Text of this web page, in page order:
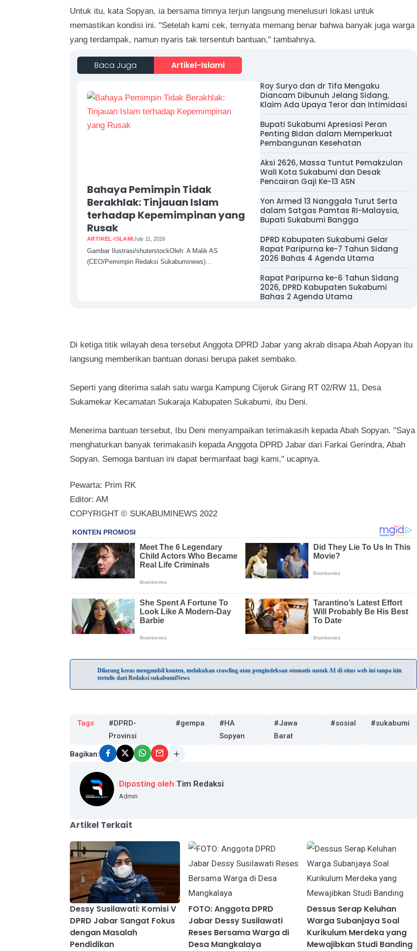
Untuk itu, kata Sopyan, ia bersama timnya terjun langsung menelusuri lokasi untuk
memastikan kondisi ini. "Setelah kami cek, ternyata memang benar bahwa banyak juga warga
yang terdampak, namun nyaris tak tersentuh bantuan," tambahnya.
Baca Juga Artikel-Islami
Bahaya Pemimpin Tidak
Berakhlak: Tinjauan Islam
terhadap Kepemimpinan yang
Rusak
ARTIKEL-ISLAMIJuly 11, 2026
Gambar Ilustrasi/shuterstockOleh: A Malik AS
(CEO/Pemimpin Redaksi Sukabuminews)...
Roy Suryo dan dr Tifa Mengaku
Diancam Dibunuh Jelang Sidang,
Klaim Ada Upaya Teror dan Intimidasi
Bupati Sukabumi Apresiasi Peran
Penting Bidan dalam Memperkuat
Pembangunan Kesehatan
Aksi 2626, Massa Tuntut Pemakzulan
Wali Kota Sukabumi dan Desak
Pencairan Gaji Ke-13 ASN
Yon Armed 13 Nanggala Turut Serta
dalam Satgas Pamtas RI-Malaysia,
Bupati Sukabumi Bangga
DPRD Kabupaten Sukabumi Gelar
Rapat Paripurna ke-7 Tahun Sidang
2026 Bahas 4 Agenda Utama
Rapat Paripurna ke-6 Tahun Sidang
2026, DPRD Kabupaten Sukabumi
Bahas 2 Agenda Utama
Di ketiga titik wilayah desa tersebut Anggota DPRD Jabar yang akrab disapa Abah Aopyan itu
langsung memberikan bantuan donasi berupa paket sembako.
Seperti yang diterima salah satu warga Kampung Cijeruk Girang RT 02/RW 11, Desa
Sukamekar Kecamatan Sukaraja Kabupaten Sukabumi, ibu Deni.
Menerima bantuan tersebut, Ibu Deni menyampaikan terimakasih kepada Abah Sopyan. "Saya
menghaturkan banyak terimakasih kepada Anggota DPRD Jabar dari Farkai Gerindra, Abah
Sopyan. Semoga bantuan ini dapat bermanfaat bagi kami," ucapnya.
Pewarta: Prim RK
Editor: AM
COPYRIGHT © SUKABUMINEWS 2022
Dilarang keras mengambil konten, melakukan crawling atau pengindeksan otomatis untuk AI di situs web ini tanpa izin
tertulis dari Redaksi sukabumiNews
Tags
#DPRD-
Provinsi
#gempa
#HA
Sopyan
#Jawa
Barat
#sosial #sukabumi
Bagikan:
Diposting oleh Tim Redaksi
Admin
Artikel Terkait
Dessy Susilawati: Komisi V
DPRD Jabar Sangat Fokus
dengan Masalah
Pendidikan
FOTO: Anggota DPRD
Jabar Dessy Susilawati
Reses Bersama Warga di
Desa Mangkalaya
Dessus Serap Keluhan
Warga Subanjaya Soal
Kurikulum Merdeka yang
Mewajibkan Studi Banding